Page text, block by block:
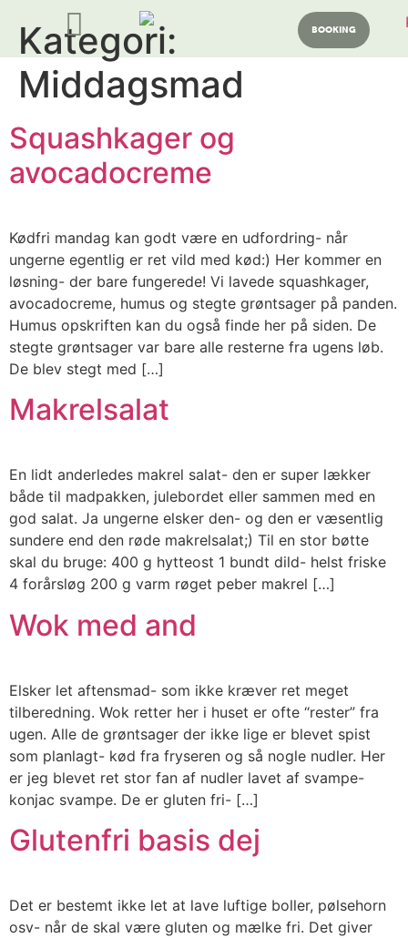
BOOKING
Kategori:
Middagsmad
Squashkager og
avocadocreme
Kødfri mandag kan godt være en udfordring- når
ungerne egentlig er ret vild med kød:) Her kommer en
løsning- der bare fungerede! Vi lavede squashkager,
avocadocreme, humus og stegte grøntsager på panden.
Humus opskriften kan du også finde her på siden. De
stegte grøntsager var bare alle resterne fra ugens løb.
De blev stegt med […]
Makrelsalat
En lidt anderledes makrel salat- den er super lækker
både til madpakken, julebordet eller sammen med en
god salat. Ja ungerne elsker den- og den er væsentlig
sundere end den røde makrelsalat;) Til en stor bøtte
skal du bruge: 400 g hytteost 1 bundt dild- helst friske
4 forårsløg 200 g varm røget peber makrel […]
Wok med and
Elsker let aftensmad- som ikke kræver ret meget
tilberedning. Wok retter her i huset er ofte “rester” fra
ugen. Alle de grøntsager der ikke lige er blevet spist
som planlagt- kød fra fryseren og så nogle nudler. Her
er jeg blevet ret stor fan af nudler lavet af svampe-
konjac svampe. De er gluten fri- […]
Glutenfri basis dej
Det er bestemt ikke let at lave luftige boller, pølsehorn
osv- når de skal være gluten og mælke fri. Det giver